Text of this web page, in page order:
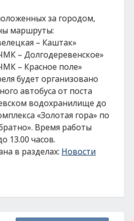
за городом,
маршруты:
– Каштак»
– Долгодеревенское»
– Красное поле»
будет организовано
автобуса от поста
водохранилище до
«Золотая гора» по
Время работы
13.00 часов.
в разделах: Новости